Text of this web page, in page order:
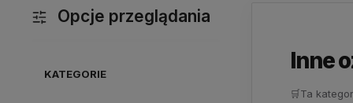
Opcje przeglądania
KATEGORIE Inne
🛒Ta